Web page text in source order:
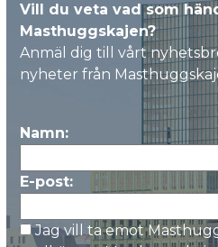
Håll dig uppdaterad om
prenumerera på vårt
Vill du veta vad som
Masthuggskajen?
Anmäl dig till vårt
nyheter från